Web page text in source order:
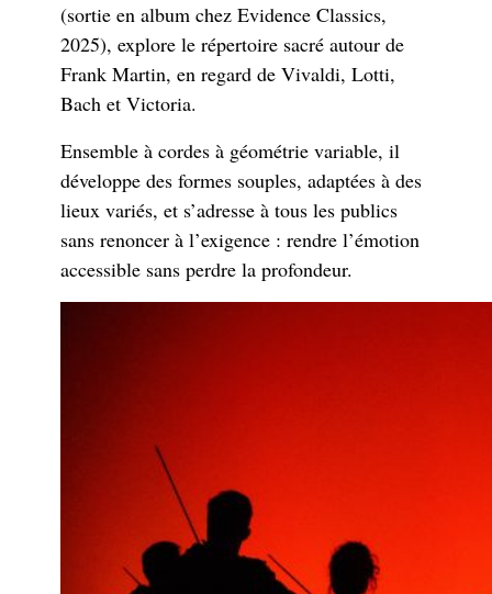
(sortie en album chez Evidence Classics,
2025), explore le répertoire sacré autour de
Frank Martin, en regard de Vivaldi, Lotti,
Bach et Victoria.
Ensemble à cordes à géométrie variable, il
développe des formes souples, adaptées à des
lieux variés, et s’adresse à tous les publics
sans renoncer à l’exigence : rendre l’émotion
accessible sans perdre la profondeur.